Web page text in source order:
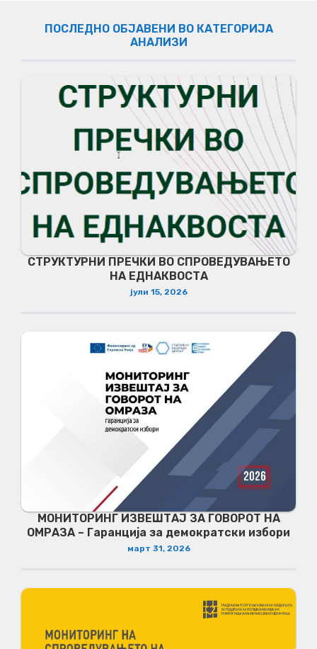
ПОСЛЕДНО ОБЈАВЕНИ ВО КАТЕГОРИЈА
АНАЛИЗИ
СТРУКТУРНИ ПРЕЧКИ ВО СПРОВЕДУВАЊЕТО
НА ЕДНАКВОСТА
јули 15, 2026
МОНИТОРИНГ ИЗВЕШТАЈ ЗА ГОВОРОТ НА
ОМРАЗА – Гаранција за демократски избори
март 31, 2026